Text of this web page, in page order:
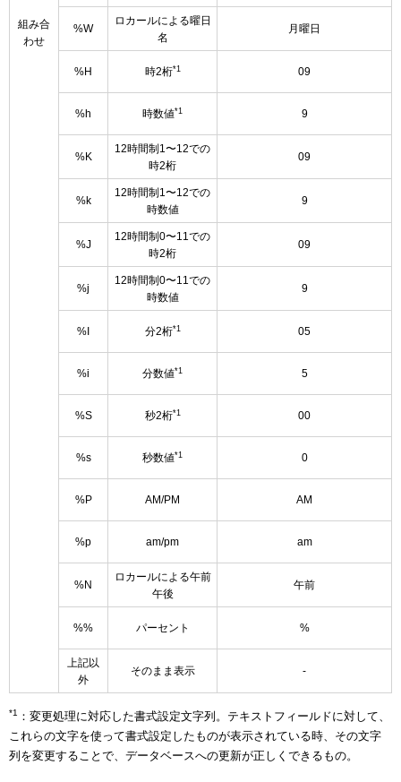
組み合
わせ
%W
ロカールによる曜日
名
月曜日
%H 時2桁*1 09
%h 時数値*1 9
%K
12時間制1〜12での
時2桁
09
%k
12時間制1〜12での
時数値
9
%J
12時間制0〜11での
時2桁
09
%j
12時間制0〜11での
時数値
9
%I 分2桁*1 05
%i 分数値*1 5
%S 秒2桁*1 00
%s 秒数値*1 0
%P AM/PM AM
%p am/pm am
%N
ロカールによる午前
午後
午前
%% パーセント %
上記以
外
そのまま表示 -
*1
：変更処理に対応した書式設定文字列。テキストフィールドに対して、
これらの文字を使って書式設定したものが表示されている時、その文字
列を変更することで、データベースへの更新が正しくできるもの。